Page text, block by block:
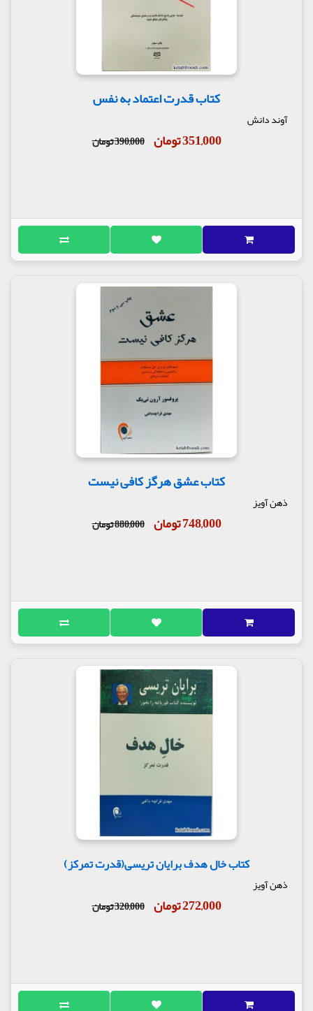
کتاب قدرت اعتماد به نفس
آوند دانش
351,000 تومان 390,000 تومان
کتاب عشق هرگز کافی نیست
ذهن آویز
748,000 تومان 880,000 تومان
کتاب خال هدف برایان تریسی(قدرت تمرکز)
ذهن آویز
272,000 تومان 320,000 تومان